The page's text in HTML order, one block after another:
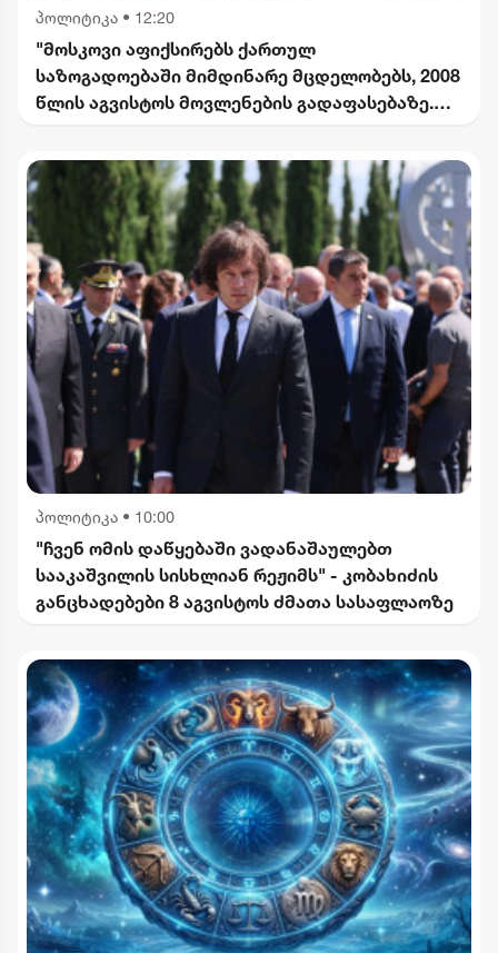
პოლიტიკა • 12:20
"მოსკოვი აფიქსირებს ქართულ
საზოგადოებაში მიმდინარე მცდელობებს, 2008
წლის აგვისტოს მოვლენების გადაფასებაზე.
განცხადებებს შერიგების აუცილებლობაზე" -
რუსეთის საგარეო უწყება
პოლიტიკა • 10:00
"ჩვენ ომის დაწყებაში ვადანაშაულებთ
სააკაშვილის სისხლიან რეჟიმს" - კობახიძის
განცხადებები 8 აგვისტოს ძმათა სასაფლაოზე